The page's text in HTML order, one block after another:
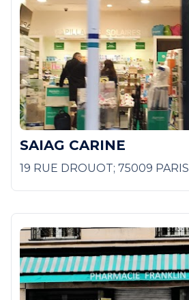
SAIAG CARINE
19 RUE DROUOT; 75009 PARIS